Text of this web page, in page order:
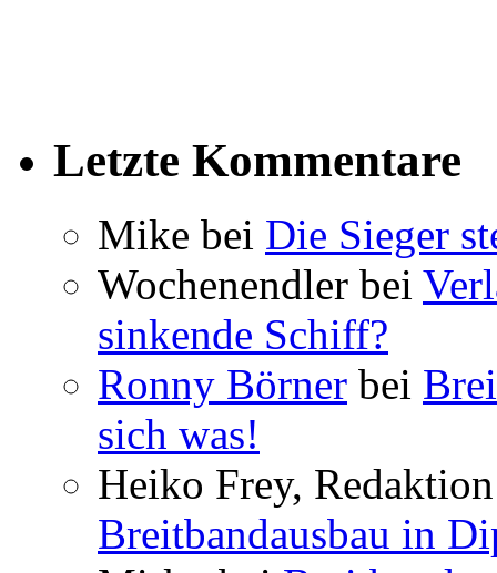
Letzte Kommentare
Mike bei Die Sieger
Wochenendler bei
sinkende Schiff?
Ronny Börner bei
sich was!
Heiko Frey,
Breitbandausbau in